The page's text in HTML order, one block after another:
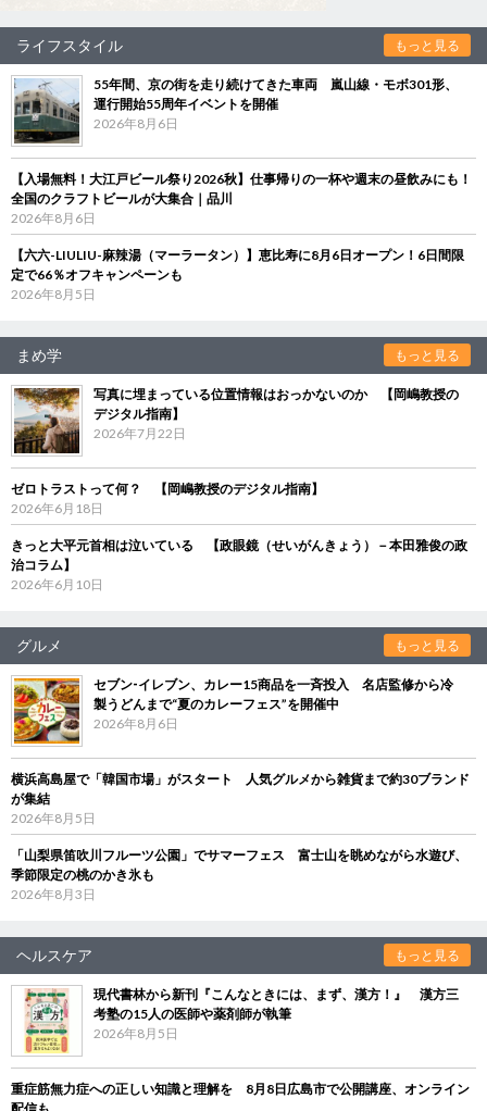
ライフスタイル もっと見る
55年間、京の街を走り続けてきた車両 嵐山線・モボ301形、
運行開始55周年イベントを開催
2026年8月6日
【入場無料！大江戸ビール祭り2026秋】仕事帰りの一杯や週末の昼飲みにも！
全国のクラフトビールが大集合｜品川
2026年8月6日
【六六-LIULIU-麻辣湯（マーラータン）】恵比寿に8月6日オープン！6日間限
定で66％オフキャンペーンも
2026年8月5日
まめ学 もっと見る
写真に埋まっている位置情報はおっかないのか 【岡嶋教授の
デジタル指南】
2026年7月22日
ゼロトラストって何？ 【岡嶋教授のデジタル指南】
2026年6月18日
きっと大平元首相は泣いている 【政眼鏡（せいがんきょう）－本田雅俊の政
治コラム】
2026年6月10日
グルメ もっと見る
セブン‐イレブン、カレー15商品を一斉投入 名店監修から冷
製うどんまで“夏のカレーフェス”を開催中
2026年8月6日
横浜高島屋で「韓国市場」がスタート 人気グルメから雑貨まで約30ブランド
が集結
2026年8月5日
「山梨県笛吹川フルーツ公園」でサマーフェス 富士山を眺めながら水遊び、
季節限定の桃のかき氷も
2026年8月3日
ヘルスケア もっと見る
現代書林から新刊『こんなときには、まず、漢方！』 漢方三
考塾の15人の医師や薬剤師が執筆
2026年8月5日
重症筋無力症への正しい知識と理解を 8月8日広島市で公開講座、オンライン